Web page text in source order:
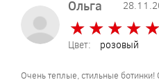
Ольга
★ ★ ★ ★ ★
★ ★ ★ ★ ★
Цвет: розовый
Очень теплые, стильные ботинки!